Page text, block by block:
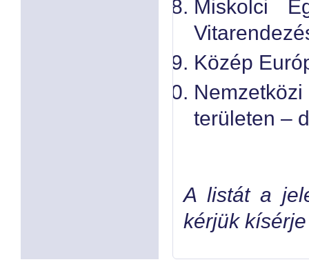
Miskolci
Közép
területen –
A listát a
kérjük